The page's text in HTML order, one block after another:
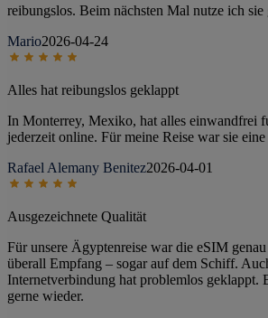
reibungslos. Beim nächsten Mal nutze ich sie
Mario2026-04-24
Alles hat reibungslos geklappt
In Monterrey, Mexiko, hat alles einwandfrei
jederzeit online. Für meine Reise war sie
Rafael Alemany Benitez2026-04-01
Ausgezeichnete Qualität
Für unsere Ägyptenreise war die eSIM
überall Empfang – sogar auf dem Schiff.
Internetverbindung hat problemlos geklappt.
gerne wieder.